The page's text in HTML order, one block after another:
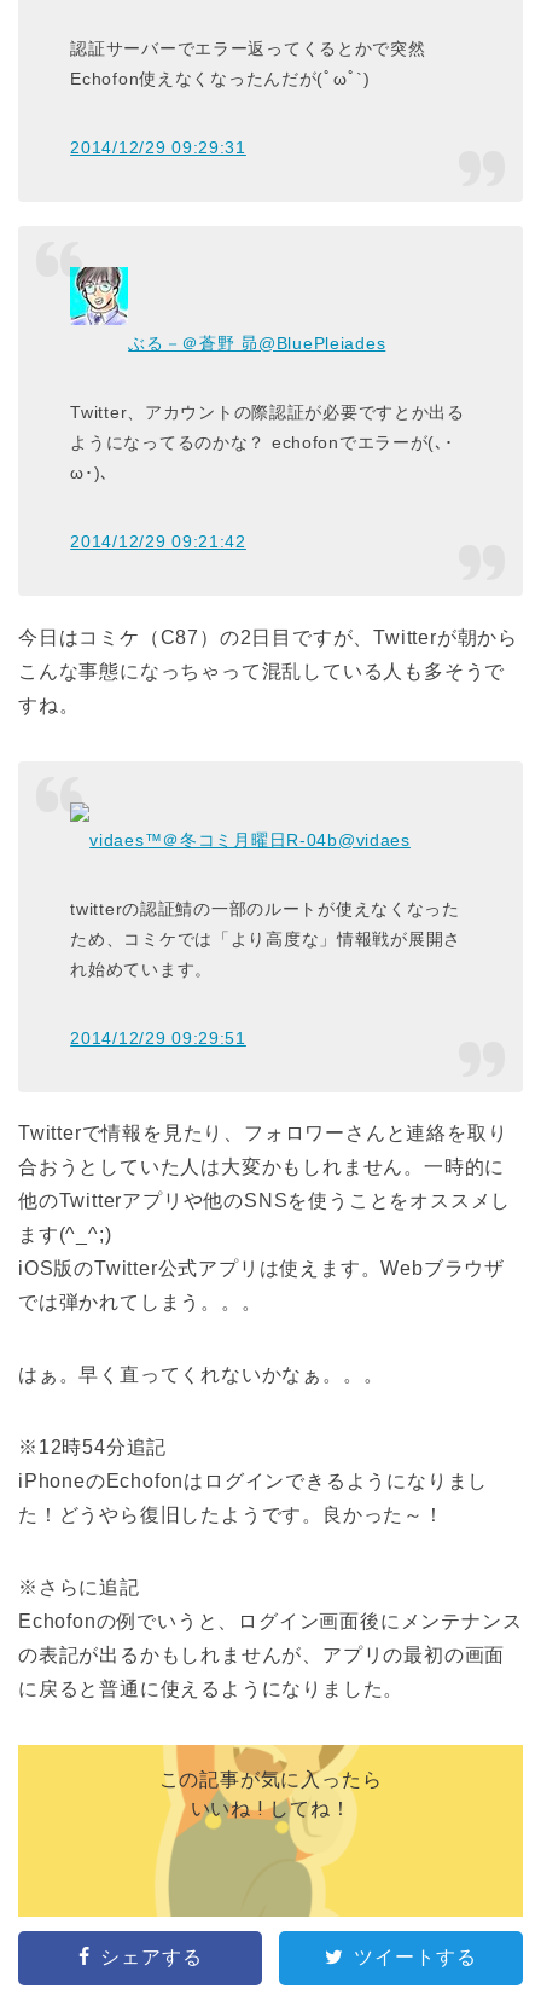
認証サーバーでエラー返ってくるとかで突然
Echofon使えなくなったんだが(ﾟωﾟ`)
2014/12/29 09:29:31
ぶる－＠蒼野 昴@BluePleiades
Twitter、アカウントの際認証が必要ですとか出る
ようになってるのかな？ echofonでエラーが(､･
ω･)､
2014/12/29 09:21:42
今日はコミケ（C87）の2日目ですが、Twitterが朝から
こんな事態になっちゃって混乱している人も多そうで
すね。
vidaes™＠冬コミ月曜日R-04b@vidaes
twitterの認証鯖の一部のルートが使えなくなった
ため、コミケでは「より高度な」情報戦が展開さ
れ始めています。
2014/12/29 09:29:51
Twitterで情報を見たり、フォロワーさんと連絡を取り
合おうとしていた人は大変かもしれません。一時的に
他のTwitterアプリや他のSNSを使うことをオススメし
ます(^_^;)
iOS版のTwitter公式アプリは使えます。Webブラウザ
では弾かれてしまう。。。
はぁ。早く直ってくれないかなぁ。。。
※12時54分追記
iPhoneのEchofonはログインできるようになりまし
た！どうやら復旧したようです。良かった～！
※さらに追記
Echofonの例でいうと、ログイン画面後にメンテナンス
の表記が出るかもしれませんが、アプリの最初の画面
に戻ると普通に使えるようになりました。
この記事が気に入ったら
いいね ! してね！
シェアする ツイートする